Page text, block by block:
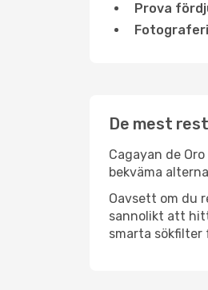
Prova
De mest
Cagayan de
bekväma
Oavsett om du
sannolikt att
smarta sökfilter